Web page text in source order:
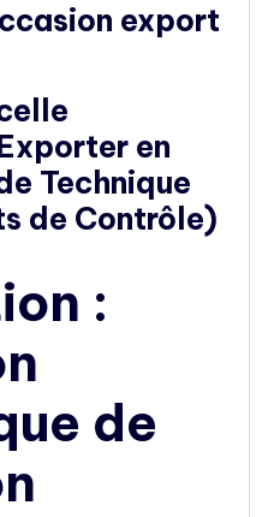
export
en
Technique
de Contrôle)
:
de